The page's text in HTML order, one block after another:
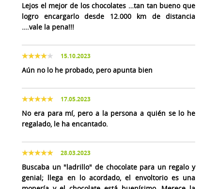
Lejos el mejor de los chocolates …tan tan bueno que
logro encargarlo desde 12.000 km de distancia
….vale la pena!!!
15.10.2023
Aún no lo he probado, pero apunta bien
17.05.2023
No era para mí, pero a la persona a quién se lo he
regalado, le ha encantado.
28.03.2023
Buscaba un "ladrillo" de chocolate para un regalo y
genial; llega en lo acordado, el envoltorio es una